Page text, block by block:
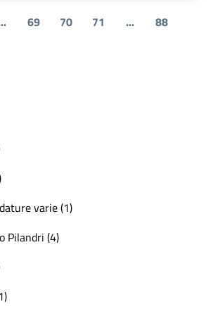
69 70 71 ... 88
varie (1)
Pilandri (4)